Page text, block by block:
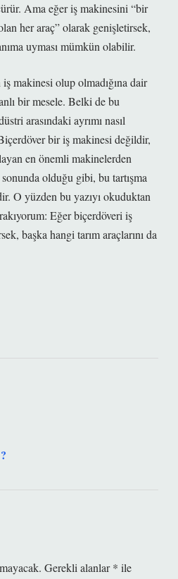
Ama eğer iş makinesini “bir
her araç” olarak genişletirsek,
uyması mümkün olabilir.
makinesi olup olmadığına dair
bir mesele. Belki de bu
arasındaki ayrımı nasıl
bir iş makinesi değildir,
en önemli makinelerden
olduğu gibi, bu tartışma
O yüzden bu yazıyı okuduktan
Eğer biçerdöveri iş
başka hangi tarım araçlarını da
Gerekli alanlar* ile